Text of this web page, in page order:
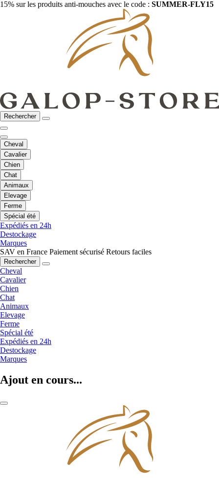
15% sur les produits anti-mouches avec le code : SUMMER-FLY15
Rechercher
Cheval
Cavalier
Chien
Chat
Animaux
Elevage
Ferme
Spécial été
Expédiés en 24h
Destockage
Marques
SAV en France Paiement sécurisé Retours faciles
Rechercher
Cheval
Cavalier
Chien
Chat
Animaux
Elevage
Ferme
Spécial été
Expédiés en 24h
Destockage
Marques
Ajout en cours...